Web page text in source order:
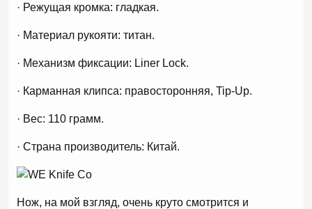
· Режущая кромка: гладкая.
· Материал рукояти: титан.
· Механизм фиксации: Liner Lock.
· Карманная клипса: правосторонняя, Tip-Up.
· Вес: 110 грамм.
· Страна производитель: Китай.
Нож, на мой взгляд, очень круто смотрится и